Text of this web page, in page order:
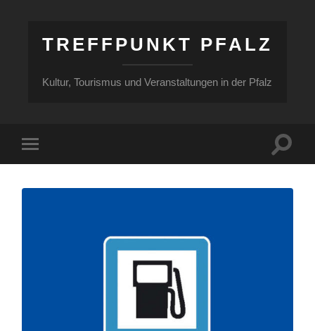
TREFFPUNKT PFALZ
Kultur, Tourismus und Veranstaltungen in der Pfalz
Mobile-
Menü